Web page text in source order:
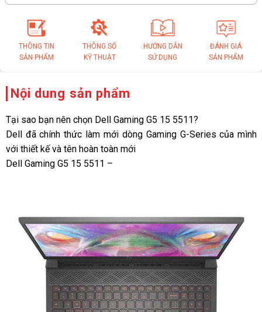
THÔNG TIN
SẢN PHẨM
THÔNG SỐ
KỸ THUẬT
HƯỚNG DẪN
SỬ DỤNG
ĐÁNH GIÁ
SẢN PHẨM
Nội dung sản phẩm
Tại sao bạn nên chọn Dell Gaming G5 15 5511?
Dell đã chính thức làm mới dòng Gaming G-Series của mình
với thiết kế và tên hoàn toàn mới
Dell Gaming G5 15 5511 –